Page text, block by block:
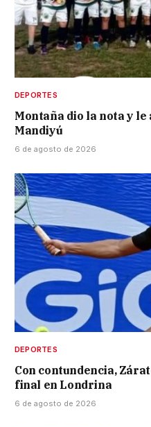
DEPORTES
Montaña dio la nota y
Mandiyú
6 de agosto de 2026
DEPORTES
Con contundencia,
final en Londrina
6 de agosto de 2026